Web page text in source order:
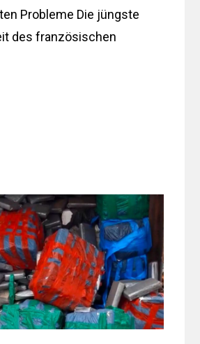
Probleme Die jüngste
des französischen